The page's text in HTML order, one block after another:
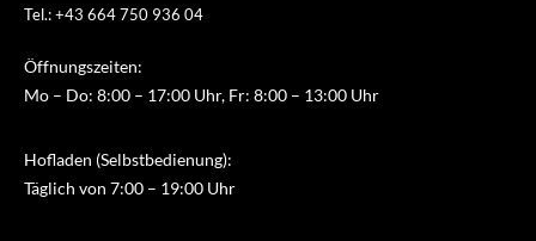
Tel.: +43 664 750 936 04
Öffnungszeiten:
Mo – Do: 8:00 – 17:00 Uhr, Fr: 8:00 – 13:00 Uhr
Hofladen (Selbstbedienung):
Täglich von 7:00 – 19:00 Uhr